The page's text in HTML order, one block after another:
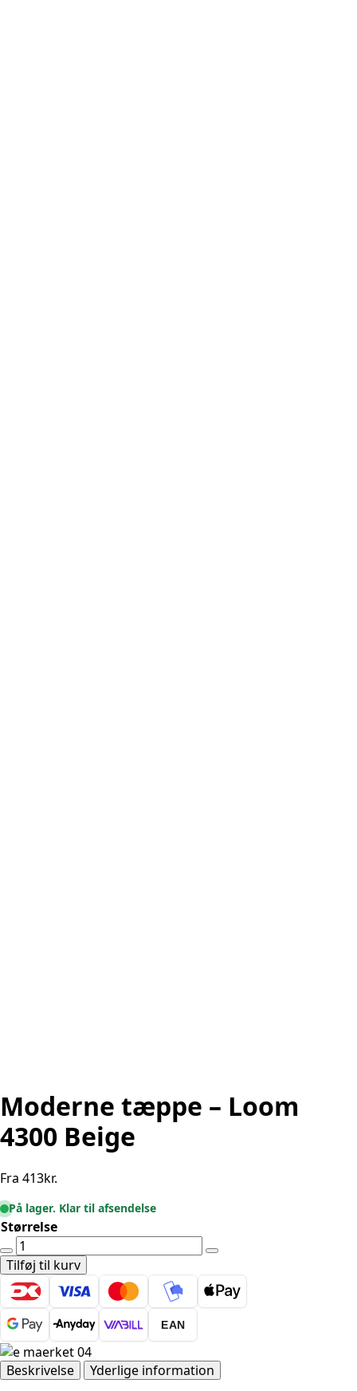
Moderne tæppe – Loom
4300 Beige
Fra 413kr.
På lager. Klar til afsendelse
Størrelse
Moderne
tæppe
-
Loom
4300
Beige
antal
Tilføj til kurv
EAN
Beskrivelse
Yderlige information